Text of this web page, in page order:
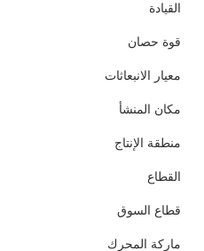
القيادة
قوة حصان
معيار الانبعاثات
مكان المنشأ
منطقة الإنتاج
القطاع
قطاع السوق
ماركة المحرك